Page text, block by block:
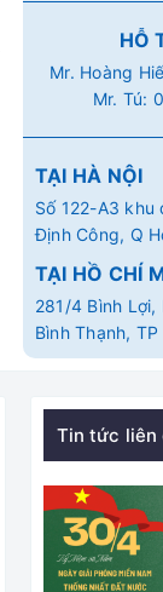
HỖ
Mr. Hoàng
Mr. Tú:
TẠI HÀ NỘI
Số 122-A3 khu
Định Công, Q
TẠI HỒ CHÍ
281/4 Bình Lợi,
Bình Thạnh,
Tin tức liên